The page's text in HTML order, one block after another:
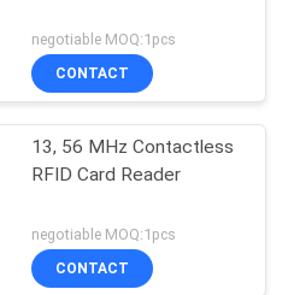
negotiable MOQ:1pcs
CONTACT
13, 56 MHz Contactless
RFID Card Reader
negotiable MOQ:1pcs
CONTACT